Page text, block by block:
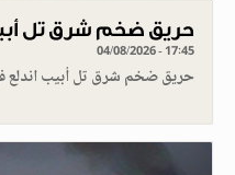
حريق ضخم شرق تل
04/08/2026 - 17:45
حريق ضخم شرق تل أبيب